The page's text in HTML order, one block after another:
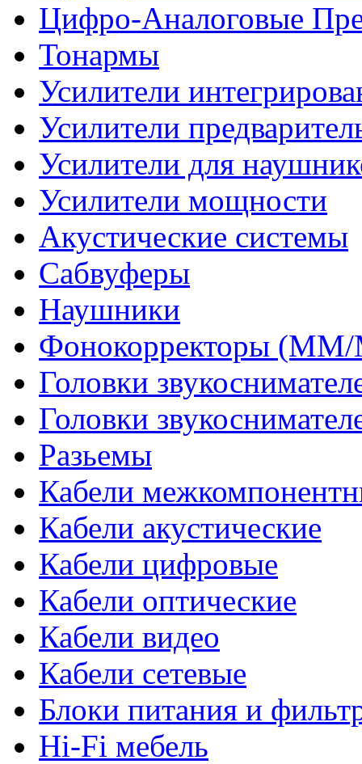
Цифро-Аналоговые
Тонармы
Усилители
Усилители
Усилители для
Усилители мощности
Акустические системы
Сабвуферы
Наушники
Фонокорректоры
Головки
Головки
Разьемы
Кабели
Кабели акустические
Кабели цифровые
Кабели оптические
Кабели видео
Кабели сетевые
Блоки питания и
Hi-Fi мебель